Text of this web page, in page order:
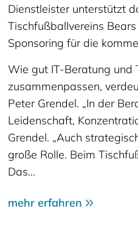
Dienstleister unterstützt
Tischfußballvereins
Sponsoring für die
Wie gut IT-Beratung und
zusammenpassen,
Peter Grendel. „In der
Leidenschaft,
Grendel. „Auch
große Rolle. Beim
Das…
mehr erfahren